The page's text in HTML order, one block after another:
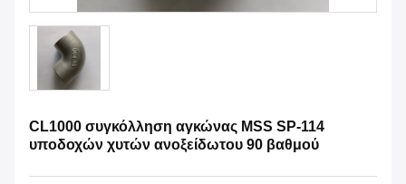
CL1000 συγκόλληση αγκώνας MSS SP-114
υποδοχών χυτών ανοξείδωτου 90 βαθμού